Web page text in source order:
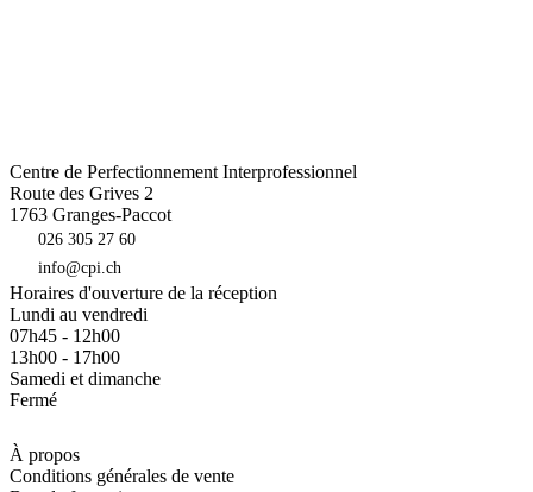
Centre de Perfectionnement Interprofessionnel
Route des Grives 2
1763 Granges-Paccot
026 305 27 60
info@cpi.ch
Horaires d'ouverture de la réception
Lundi au vendredi
07h45 - 12h00
13h00 - 17h00
Samedi et dimanche
Fermé
À propos
Conditions générales de vente